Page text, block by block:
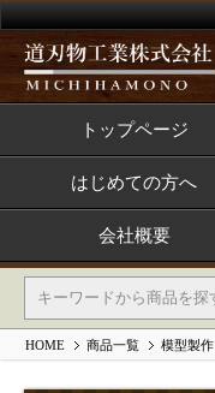
トップページ
はじめての方へ
会社概要
HOME 商品一覧 模型製作